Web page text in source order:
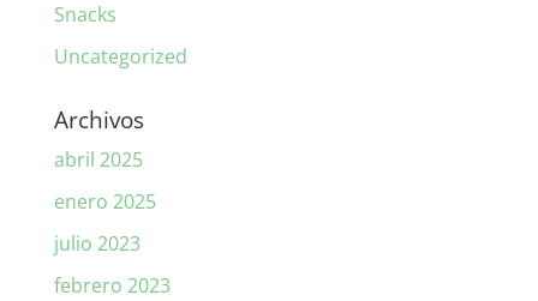
Snacks
Uncategorized
Archivos
abril 2025
enero 2025
julio 2023
febrero 2023